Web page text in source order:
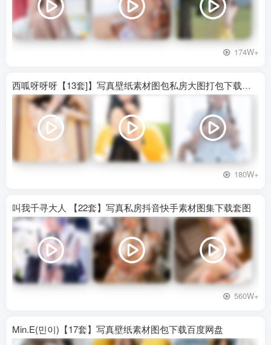
174W+
西呱呀呀呀【13套]】写真壁纸素材图包私房大图打包下载百度网盘
180W+
叫我千寻大人 【22套】写真私房抖音快手素材图集下载套图
560W+
Min.E(민이)【17套】写真壁纸素材图包下载百度网盘